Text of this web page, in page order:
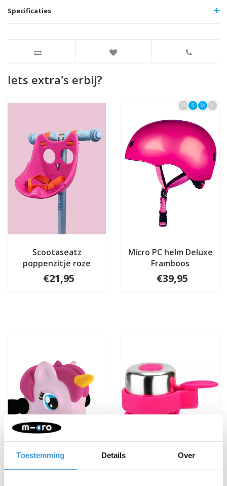
Toestemming Details Over
Specificaties
Iets extra's erbij?
Scootaseatz
poppenzitje roze
€21,95
Micro PC helm Deluxe
Framboos
€39,95